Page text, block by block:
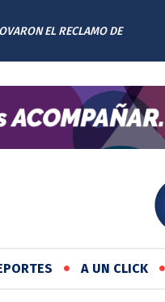
EL RECLAMO DE
A UN CLICK